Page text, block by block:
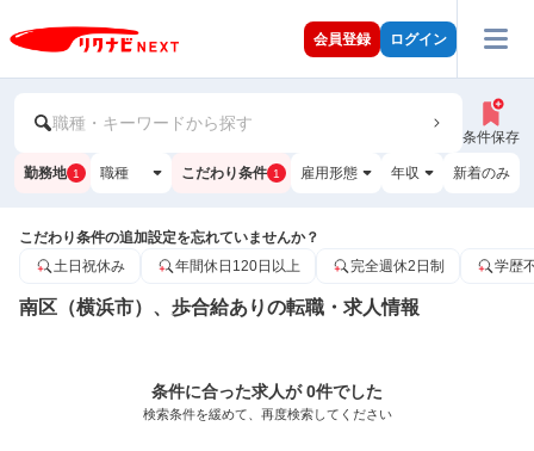
会員登録 ログイン
職種・キーワードから探す
条件保存
勤務地 1 職種 こだわり条件 1 雇用形態 年収 新着のみ
こだわり条件の追加設定を忘れていませんか？
土日祝休み
年間休日120日以上 完全週休2日制 学歴
南区（横浜市）、歩合給ありの転職・求人情報
条件に合った求人が 0件でした
検索条件を緩めて、再度検索してください